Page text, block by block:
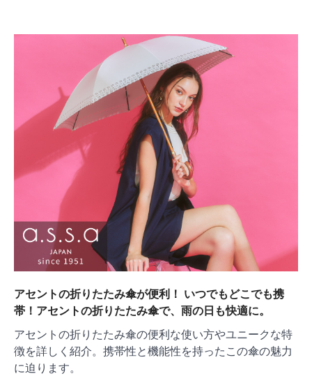
アセントの折りたたみ傘が便利！ いつでもどこでも携
帯！アセントの折りたたみ傘で、雨の日も快適に。
アセントの折りたたみ傘の便利な使い方やユニークな特
徴を詳しく紹介。携帯性と機能性を持ったこの傘の魅力
に迫ります。